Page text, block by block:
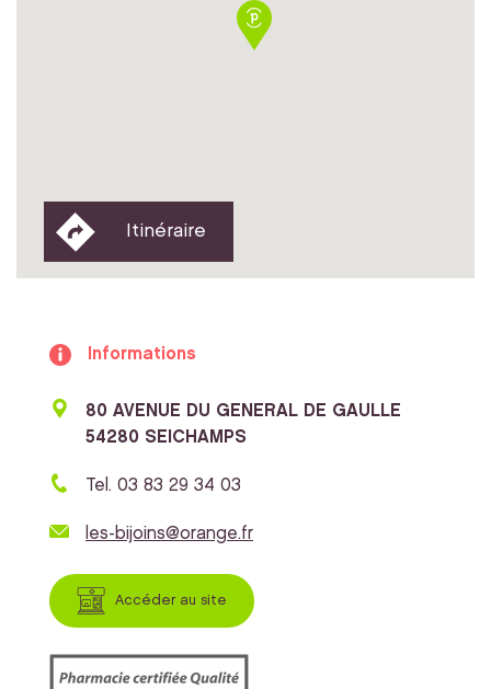
Itinéraire
Informations
80 AVENUE DU GENERAL DE GAULLE
54280 SEICHAMPS
Tel. 03 83 29 34 03
les-bijoins@orange.fr
Accéder au site